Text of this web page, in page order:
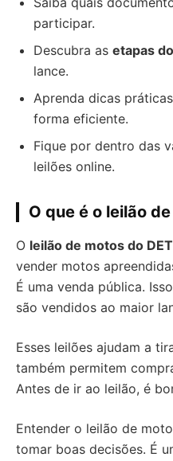
participar.
Descubra as etapas
lance.
Aprenda dicas
forma eficiente.
Fique por dentro das
leilões online.
O que é o leilão
O leilão de motos do
vender motos
É uma venda pública.
são vendidos ao maior
Esses leilões ajudam a
também permitem
Antes de ir ao leilão, é
Entender o leilão de
tomar boas decisões. É